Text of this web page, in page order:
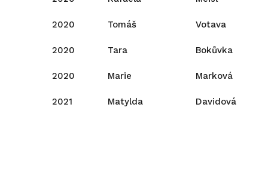
2020 Tomáš Votava
2020 Tara Bokůvka
2020 Marie Marková
2021 Matylda Davidová